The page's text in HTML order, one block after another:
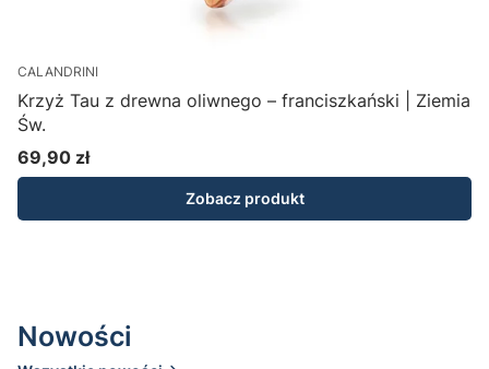
CALANDRINI
Krzyż Tau z drewna oliwnego – franciszkański | Ziemia
Św.
Cena
69,90 zł
Zobacz produkt
Nowości